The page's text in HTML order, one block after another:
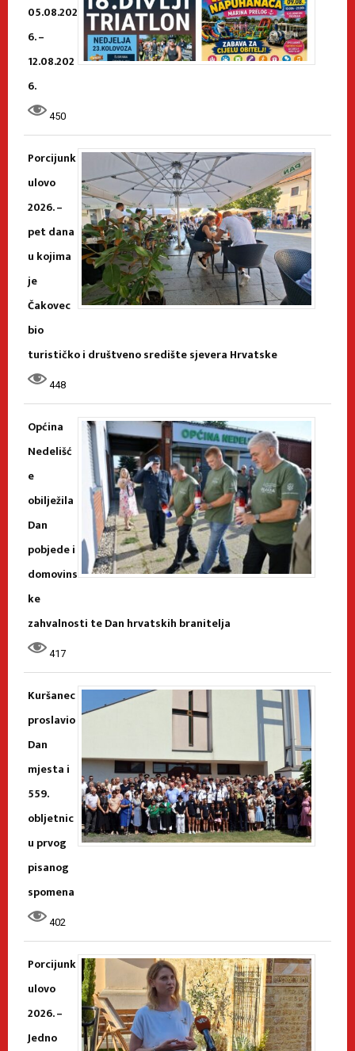
05.08.202
6. –
12.08.202
6.
450
Porcijunk
ulovo
2026. –
pet dana
u kojima
je
Čakovec
bio
turističko i društveno središte sjevera Hrvatske
448
Općina
Nedelišć
e
obilježila
Dan
pobjede i
domovins
ke
zahvalnosti te Dan hrvatskih branitelja
417
Kuršanec
proslavio
Dan
mjesta i
559.
obljetnic
u prvog
pisanog
spomena
402
Porcijunk
ulovo
2026. –
Jedno